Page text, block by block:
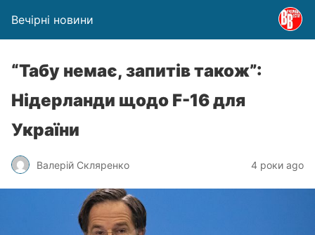
Вечірні новини
“Табу немає, запитів також”:
Нідерланди щодо F-16 для
України
Валерій Скляренко 4 роки ago